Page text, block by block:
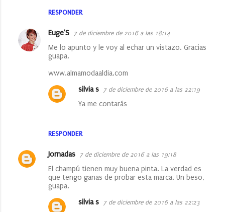
RESPONDER
Euge'S 7 de diciembre de 2016 a las 18:14
Me lo apunto y le voy al echar un vistazo. Gracias
guapa.
www.almamodaaldia.com
RESPONDER
silvia s 7 de diciembre de 2016 a las 22:19
Ya me contarás
Jornadas 7 de diciembre de 2016 a las 19:18
El champú tienen muy buena pinta. La verdad es
que tengo ganas de probar esta marca. Un beso,
guapa.
silvia s 7 de diciembre de 2016 a las 22:23